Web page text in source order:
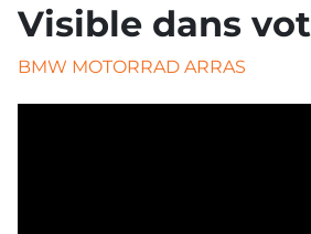
Visible dans
BMW MOTORRAD ARRAS